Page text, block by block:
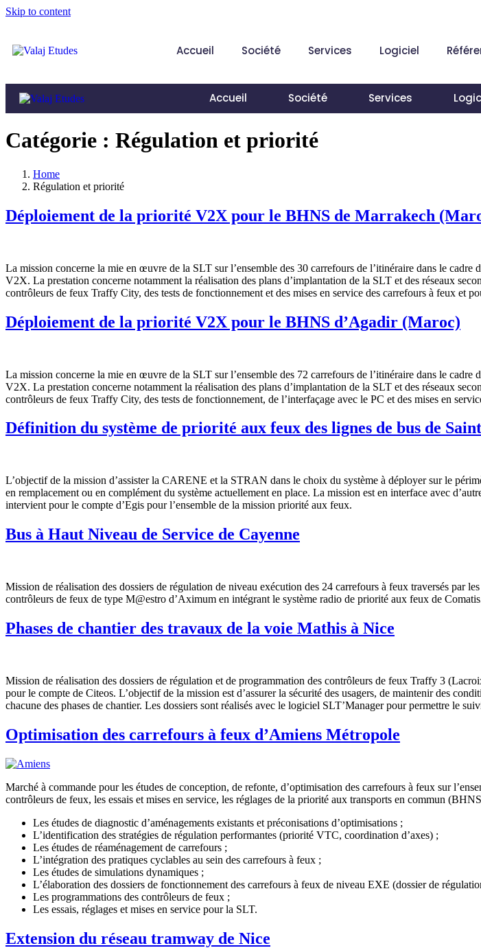
Skip to content
Accueil Société Services Logiciel
Accueil Société Services
Catégorie : Régulation et priorité
Home
Régulation et priorité
Déploiement de la priorité V2X pour le BHNS de Marrakech
La mission concerne la mie en œuvre de la SLT sur l’ensemble des 30 carrefours de l’itinéraire dans le
V2X. La prestation concerne notamment la réalisation des plans d’implantation de la SLT et des réseaux
contrôleurs de feux Traffy City, des tests de fonctionnement et des mises en service des carrefours à feux et
Déploiement de la priorité V2X pour le BHNS d’Agadir (Maroc)
La mission concerne la mie en œuvre de la SLT sur l’ensemble des 72 carrefours de l’itinéraire dans le
V2X. La prestation concerne notamment la réalisation des plans d’implantation de la SLT et des réseaux
contrôleurs de feux Traffy City, des tests de fonctionnement, de l’interfaçage avec le PC et des mises en
Définition du système de priorité aux feux des lignes de bus de
L’objectif de la mission d’assister la CARENE et la STRAN dans le choix du système à déployer sur le
en remplacement ou en complément du système actuellement en place. La mission est en interface avec
intervient pour le compte d’Egis pour l’ensemble de la mission priorité aux feux.
Bus à Haut Niveau de Service de Cayenne
Mission de réalisation des dossiers de régulation de niveau exécution des 24 carrefours à feux traversés par
contrôleurs de feux de type M@estro d’Aximum en intégrant le système radio de priorité aux feux de
Phases de chantier des travaux de la voie Mathis à Nice
Mission de réalisation des dossiers de régulation et de programmation des contrôleurs de feux Traffy 3
pour le compte de Citeos. L’objectif de la mission est d’assurer la sécurité des usagers, de maintenir des
chacune des phases de chantier. Les dossiers sont réalisés avec le logiciel SLT’Manager pour permettre le
Optimisation des carrefours à feux d’Amiens Métropole
Marché à commande pour les études de conception, de refonte, d’optimisation des carrefours à feux sur
contrôleurs de feux, les essais et mises en service, les réglages de la priorité aux transports en commun
Les études de diagnostic d’aménagements existants et préconisations d’optimisations ;
L’identification des stratégies de régulation performantes (priorité VTC, coordination d’axes) ;
Les études de réaménagement de carrefours ;
L’intégration des pratiques cyclables au sein des carrefours à feux ;
Les études de simulations dynamiques ;
L’élaboration des dossiers de fonctionnement des carrefours à feux de niveau EXE (dossier de
Les programmations des contrôleurs de feux ;
Les essais, réglages et mises en service pour la SLT.
Extension du réseau tramway de Nice